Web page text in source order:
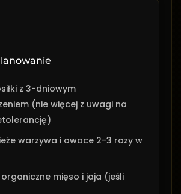
z 3-dniowym
(nie więcej z uwagi na
warzywa i owoce 2-3 razy w
mięso i jaja (jeśli